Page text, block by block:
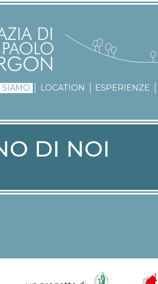
ABBAZIA
SIAMO LOCATION ESPERIENZE
DI NOI